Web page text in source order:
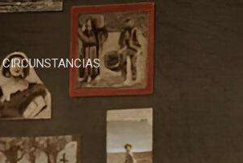
Ir al contenido principal
CIRCUNSTANCIAS